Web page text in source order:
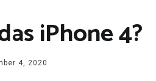
iPhone 4?
4, 2020